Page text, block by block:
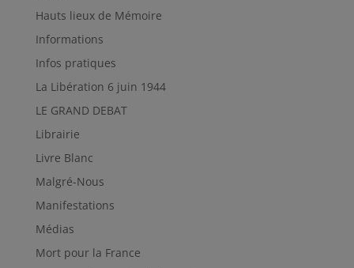
Hauts lieux de Mémoire
Informations
Infos pratiques
La Libération 6 juin 1944
LE GRAND DEBAT
Librairie
Livre Blanc
Malgré-Nous
Manifestations
Médias
Mort pour la France